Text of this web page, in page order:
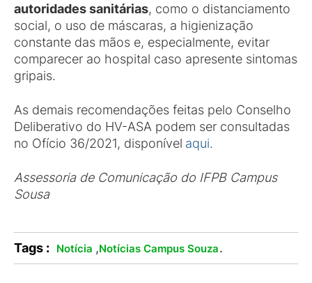
autoridades sanitárias, como o distanciamento
social, o uso de máscaras, a higienização
constante das mãos e, especialmente, evitar
comparecer ao hospital caso apresente sintomas
gripais.
As demais recomendações feitas pelo Conselho
Deliberativo do HV-ASA podem ser consultadas
no Ofício 36/2021, disponível aqui.
Assessoria de Comunicação do IFPB Campus
Sousa
Tags : Notícia ,Notícias Campus Souza.